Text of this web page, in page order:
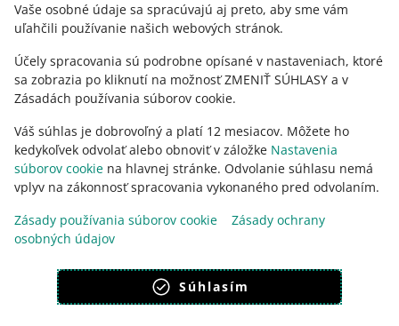
Vaše osobné údaje sa spracúvajú aj preto, aby sme vám
uľahčili používanie našich webových stránok.
Účely spracovania sú podrobne opísané v nastaveniach, ktoré
sa zobrazia po kliknutí na možnosť ZMENIŤ SÚHLASY a v
Zásadách používania súborov cookie.
Váš súhlas je dobrovoľný a platí 12 mesiacov. Môžete ho
kedykoľvek odvolať alebo obnoviť v záložke Nastavenia
súborov cookie na hlavnej stránke. Odvolanie súhlasu nemá
vplyv na zákonnosť spracovania vykonaného pred odvolaním.
Zásady používania súborov cookie
Zásady ochrany
osobných údajov
Súhlasím
vzhľad: svetlý motív